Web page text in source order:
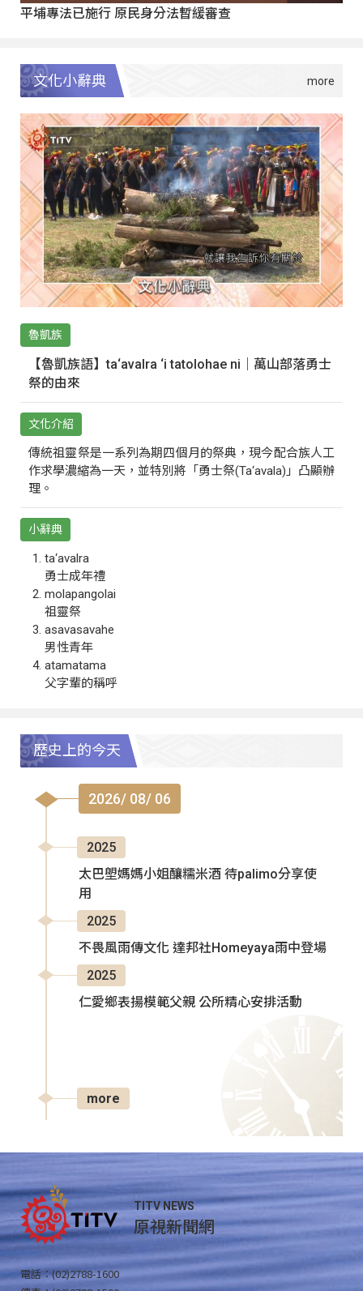
平埔專法已施行 原民身分法暫緩審查
文化小辭典
魯凱族
【魯凱族語】ta‘avalra ‘i tatolohae ni｜萬山部落勇士
祭的由來
文化介紹
傳統祖靈祭是一系列為期四個月的祭典，現今配合族人工
作求學濃縮為一天，並特別將「勇士祭(Ta‘avala)」凸顯辦
理。
小辭典
ta‘avalra
勇士成年禮
molapangolai
祖靈祭
asavasavahe
男性青年
atamatama
父字輩的稱呼
歷史上的今天
2026/ 08/ 06
2025
太巴塱媽媽小姐釀糯米酒 待palimo分享使
用
2025
不畏風雨傳文化 達邦社Homeyaya雨中登場
2025
仁愛鄉表揚模範父親 公所精心安排活動
more
TITV NEWS
原視新聞網
電話：(02)2788-1600